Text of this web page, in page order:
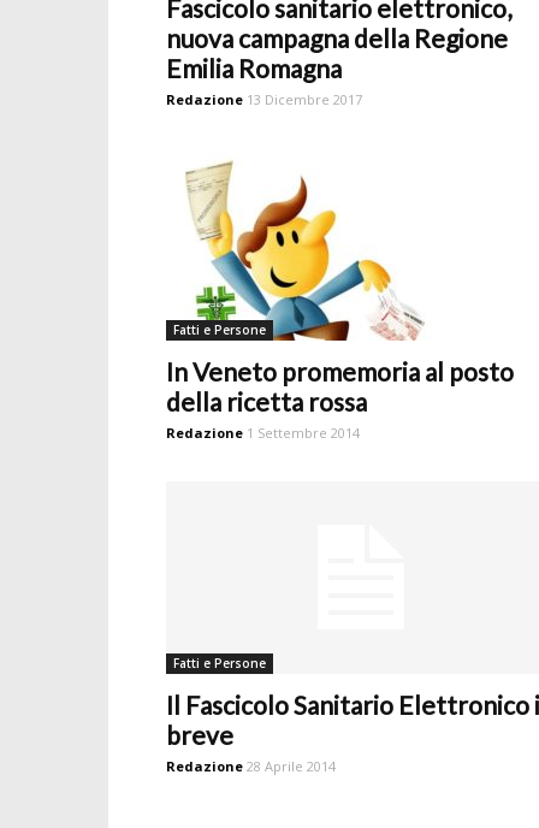
Fascicolo sanitario elettronico,
nuova campagna della Regione
Emilia Romagna
Redazione 13 Dicembre 2017
Fatti e Persone
In Veneto promemoria al posto
della ricetta rossa
Redazione 1 Settembre 2014
Fatti e Persone
Il Fascicolo Sanitario Elettronico
breve
Redazione 28 Aprile 2014